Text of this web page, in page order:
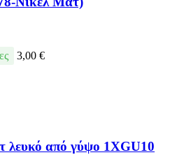
3,00 €
λευκό από γύψο 1XGU10